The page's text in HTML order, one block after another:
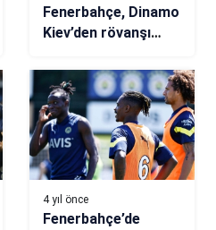
Fenerbahçe, Dinamo
Kiev’den rövanşı
4 yıl önce
Fenerbahçe’de